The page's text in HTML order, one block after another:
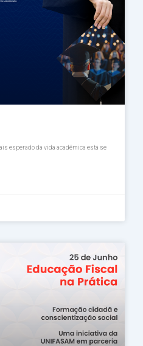
esperado da vida acadêmica está se
PáginaPáginaPágina